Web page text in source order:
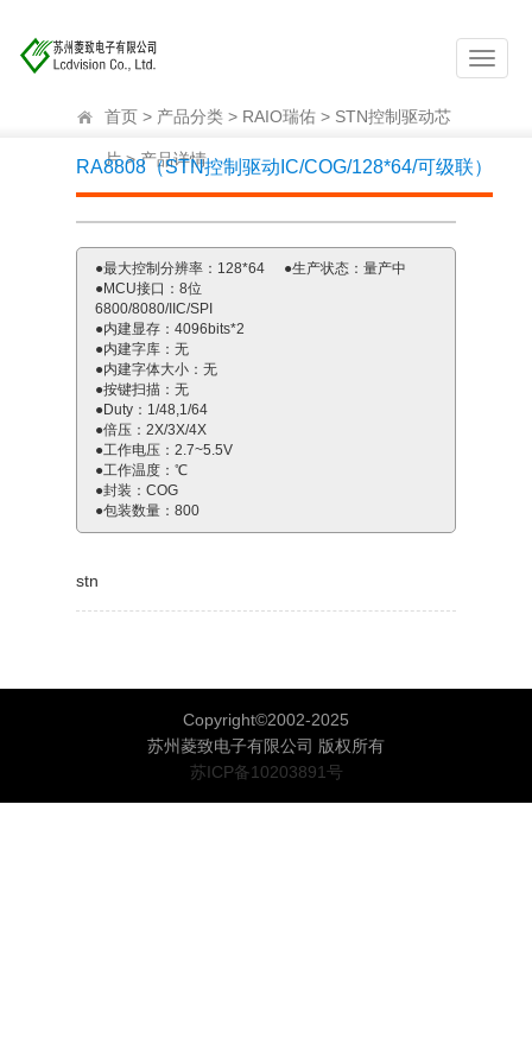
首页 > 产品分类 > RAIO瑞佑 > STN控制驱动芯
片> 产品详情
RA8808（STN控制驱动IC/COG/128*64/可级联）
Previous Next
●最大控制分辨率：128*64
●MCU接口：8位
6800/8080/IIC/SPI
●内建显存：4096bits*2
●内建字库：无
●内建字体大小：无
●按键扫描：无
●Duty：1/48,1/64
●倍压：2X/3X/4X
●工作电压：2.7~5.5V
●工作温度：℃
●封装：COG
●包装数量：800
●生产状态：量产中
stn
Copyright©2002-2025
苏州菱致电子有限公司 版权所有
苏ICP备10203891号